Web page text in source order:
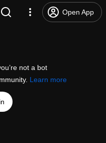
Open App
not a bot
Learn more